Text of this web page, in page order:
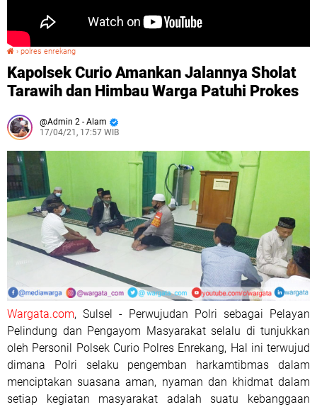
› polres enrekang
Kapolsek Curio Amankan Jalannya Sholat
Tarawih dan Himbau Warga Patuhi Prokes
Admin 2 - Alam
17/04/21, 17:57 WIB
Wargata.com, Sulsel - Perwujudan Polri sebagai Pelayan
Pelindung dan Pengayom Masyarakat selalu di tunjukkan
oleh Personil Polsek Curio Polres Enrekang, Hal ini terwujud
dimana Polri selaku pengemban harkamtibmas dalam
menciptakan suasana aman, nyaman dan khidmat dalam
setiap kegiatan masyarakat adalah suatu kebanggaan